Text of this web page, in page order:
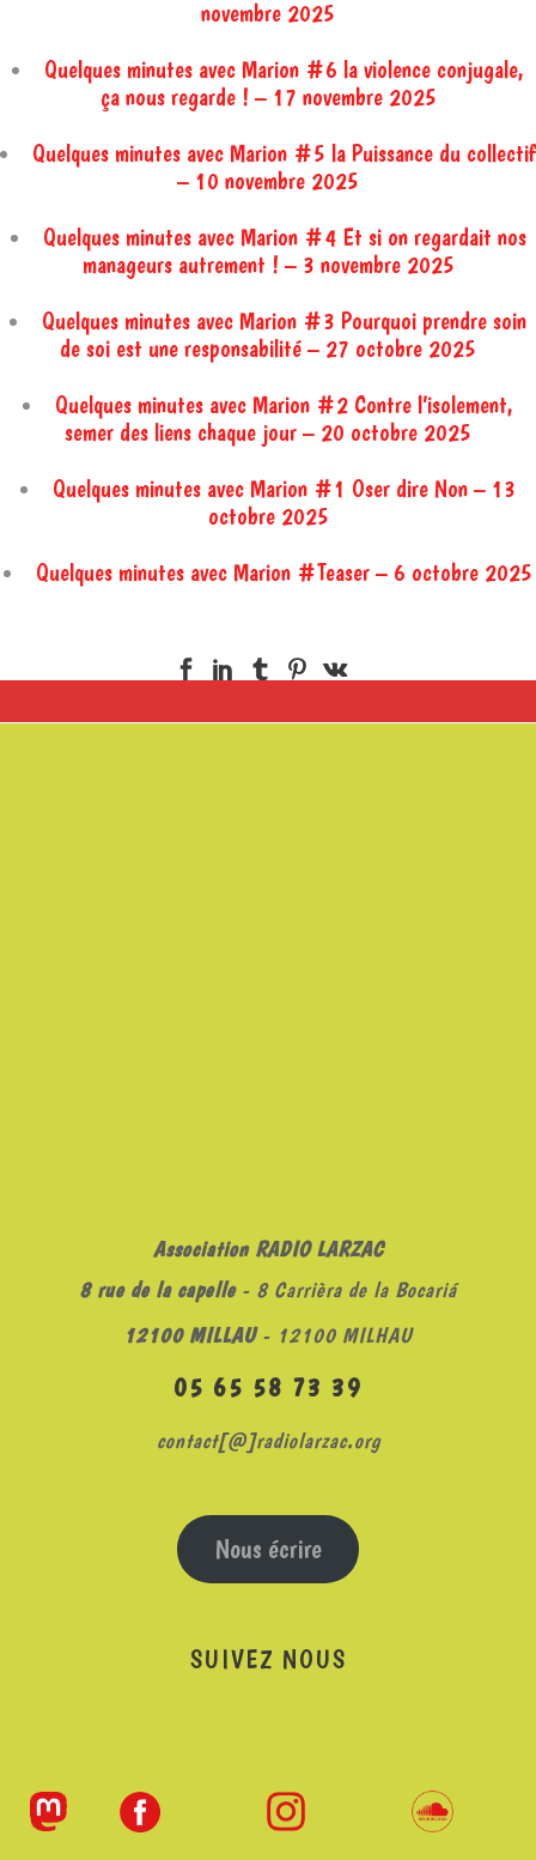
novembre 2025
Quelques minutes avec Marion #6 la violence conjugale,
ça nous regarde ! – 17 novembre 2025
Quelques minutes avec Marion #5 la Puissance du collectif
– 10 novembre 2025
Quelques minutes avec Marion #4 Et si on regardait nos
manageurs autrement ! – 3 novembre 2025
Quelques minutes avec Marion #3 Pourquoi prendre soin
de soi est une responsabilité – 27 octobre 2025
Quelques minutes avec Marion #2 Contre l’isolement,
semer des liens chaque jour – 20 octobre 2025
Quelques minutes avec Marion #1 Oser dire Non – 13
octobre 2025
Quelques minutes avec Marion #Teaser – 6 octobre 2025
Association RADIO LARZAC
8 rue de la capelle- 8 Carrièra de la Bocariá
12100 MILLAU- 12100 MILHAU
05 65 58 73 39
contact[@]radiolarzac.org
Nous écrire
SUIVEZ NOUS